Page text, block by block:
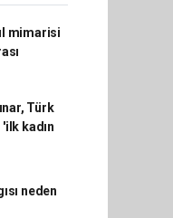
mimarisi
Türk
'ilk kadın
neden